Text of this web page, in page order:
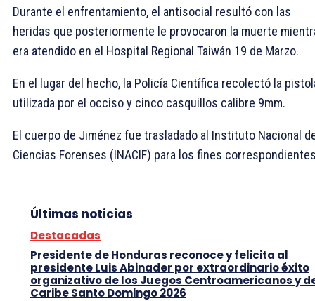
Durante el enfrentamiento, el antisocial resultó con las
heridas que posteriormente le provocaron la muerte
era atendido en el Hospital Regional Taiwán 19 de Marzo.
En el lugar del hecho, la Policía Científica recolectó la
utilizada por el occiso y cinco casquillos calibre 9mm.
El cuerpo de Jiménez fue trasladado al Instituto Nacional
Ciencias Forenses (INACIF) para los fines
Últimas noticias
Destacadas
Presidente de Honduras reconoce y felicita al
presidente Luis Abinader por extraordinario éxito
organizativo de los Juegos Centroamericanos y
Caribe Santo Domingo 2026